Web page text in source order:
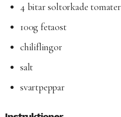
4 bitar soltorkade tomater
100g fetaost
chiliflingor
salt
svartpeppar